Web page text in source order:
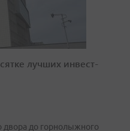
лучших инвест-
двора до горнолыжного